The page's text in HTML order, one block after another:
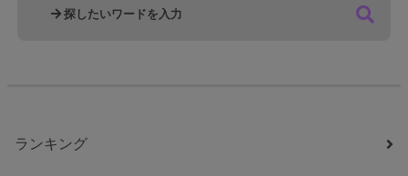
ランキング